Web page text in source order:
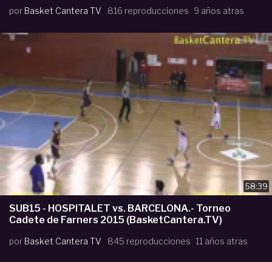
por Basket Cantera TV 816 reproducciones 9 años atras
58:39
SUB15 - HOSPITALET vs. BARCELONA.- Torneo
Cadete de Farners 2015 (BasketCantera.TV)
por Basket Cantera TV 845 reproducciones 11 años atras